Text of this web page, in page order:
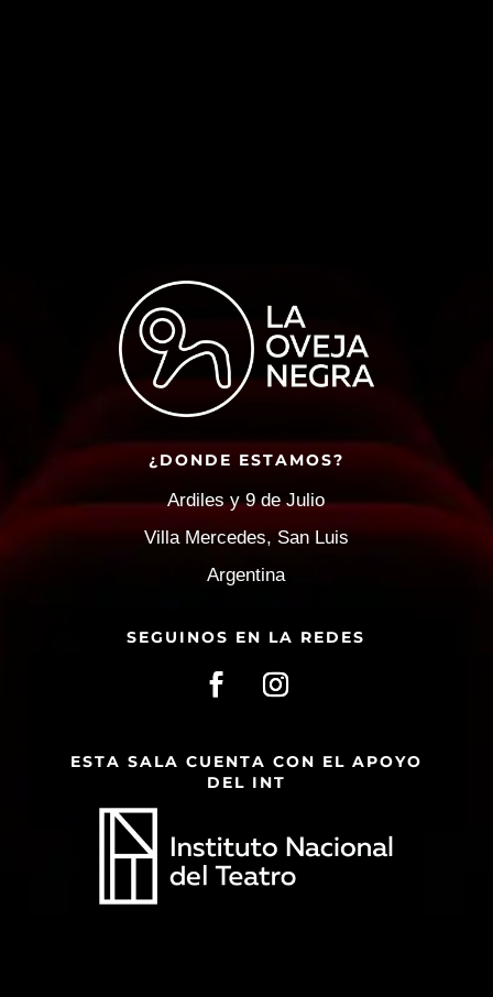
¿DONDE ESTAMOS?
Ardiles y 9 de Julio
Villa Mercedes, San Luis
Argentina
SEGUINOS EN LA REDES
ESTA SALA CUENTA CON EL APOYO
DEL INT